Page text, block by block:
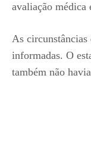
avaliação médica
As
informadas. O
também não